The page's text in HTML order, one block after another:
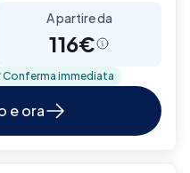
A partire da
116€
Conferma immediata
e ora